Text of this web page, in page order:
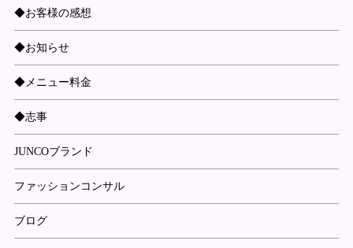
◆お客様の感想
◆お知らせ
◆メニュー料金
◆志事
JUNCOブランド
ファッションコンサル
ブログ